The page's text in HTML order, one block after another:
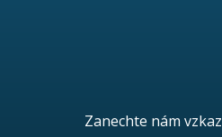
Zanechte nám vzkaz